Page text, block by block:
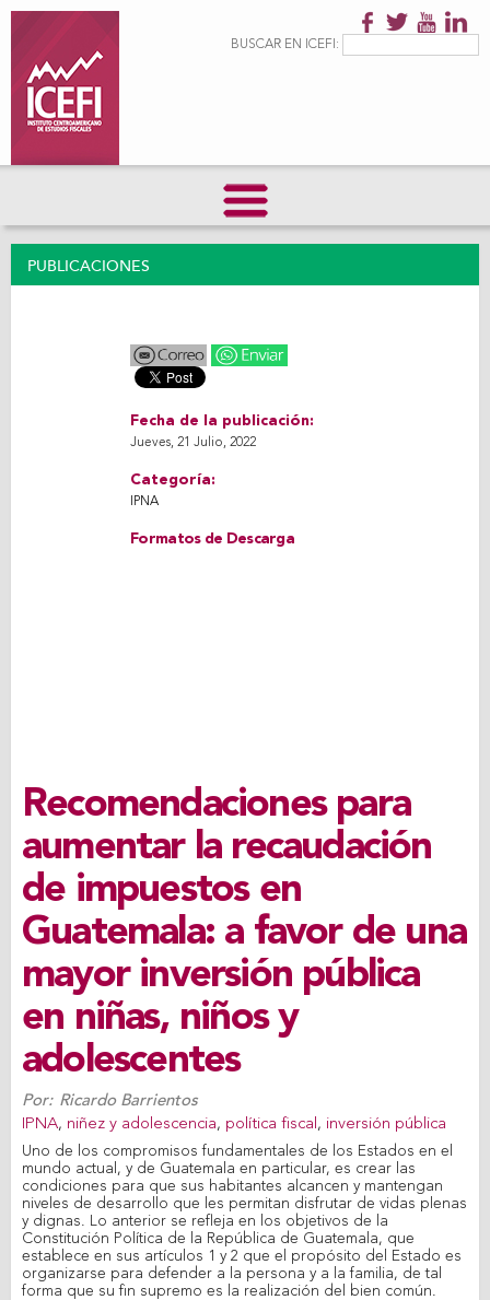
principalFormulario de
BUSCAR EN ICEFI:
PUBLICACIONES
Fecha de la publicación:
Jueves, 21 Julio, 2022
Categoría:
IPNA
Formatos de Descarga
Recomendaciones para
aumentar la recaudación
de impuestos en
Guatemala: a favor de una
mayor inversión pública
en niñas, niños y
adolescentes
Por: Ricardo Barrientos
IPNA, niñez y adolescencia, política fiscal, inversión pública
Uno de los compromisos fundamentales de los Estados en el
mundo actual, y de Guatemala en particular, es crear las
condiciones para que sus habitantes alcancen y mantengan
niveles de desarrollo que les permitan disfrutar de vidas plenas
y dignas. Lo anterior se refleja en los objetivos de la
Constitución Política de la República de Guatemala, que
establece en sus artículos 1 y 2 que el propósito del Estado es
organizarse para defender a la persona y a la familia, de tal
forma que su fin supremo es la realización del bien común.